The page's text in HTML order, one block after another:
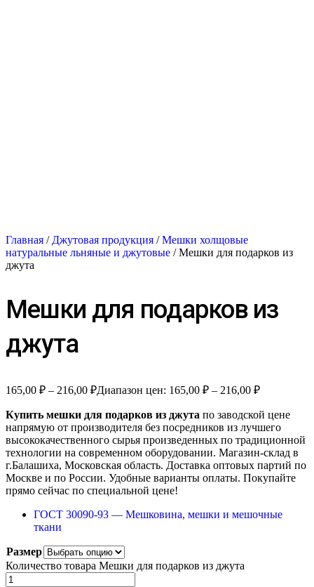
Главная / Джутовая продукция /Мешки холщовые
натуральные льняные и джутовые / Мешки для подарков из
джута
Мешки для подарков из
джута
165,00 ₽ – 216,00 ₽Диапазон цен: 165,00 ₽ – 216,00 ₽
Купить мешки для подарков из джута по заводской цене
напрямую от производителя без посредников из лучшего
высококачественного сырья произведенных по традиционной
технологии на современном оборудовании. Магазин-склад в
г.Балашиха, Московская область. Доставка оптовых партий по
Москве и по России. Удобные варианты оплаты. Покупайте
прямо сейчас по специальной цене!
ГОСТ 30090-93 — Мешковина, мешки и мешочные
ткани
Размер
Количество товара Мешки для подарков из джута